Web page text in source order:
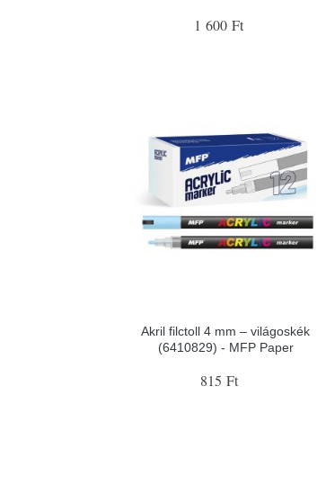
1 600 Ft
Akril filctoll 4 mm – világoskék
(6410829) - MFP Paper
815 Ft